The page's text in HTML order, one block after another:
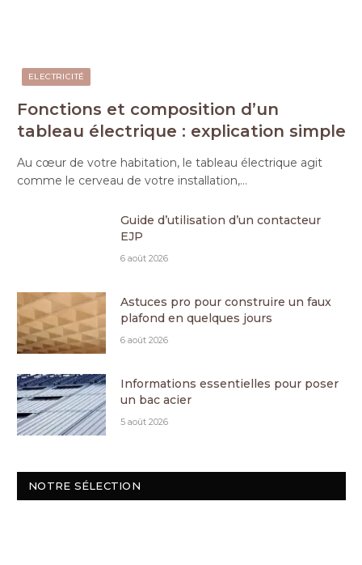
ELECTRICITÉ
Fonctions et composition d’un
tableau électrique : explication simple
Au cœur de votre habitation, le tableau électrique agit
comme le cerveau de votre installation,…
Guide d’utilisation d’un contacteur
EJP
6 août 2026
Astuces pro pour construire un faux
plafond en quelques jours
6 août 2026
Informations essentielles pour poser
un bac acier
5 août 2026
NOTRE SÉLECTION